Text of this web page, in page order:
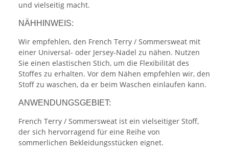
und vielseitig macht.
NÄHHINWEIS:
Wir empfehlen, den French Terry / Sommersweat mit
einer Universal- oder Jersey-Nadel zu nähen. Nutzen
Sie einen elastischen Stich, um die Flexibilität des
Stoffes zu erhalten. Vor dem Nähen empfehlen wir, den
Stoff zu waschen, da er beim Waschen einlaufen kann.
ANWENDUNGSGEBIET:
French Terry / Sommersweat ist ein vielseitiger Stoff,
der sich hervorragend für eine Reihe von
sommerlichen Bekleidungsstücken eignet.